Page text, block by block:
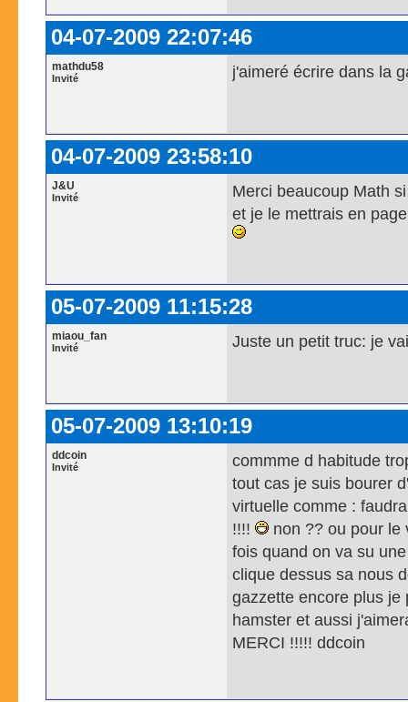
04-07-2009 22:07:46
mathdu58
Invité j'aimeré écrire dans la
04-07-2009 23:58:10
J&U
Invité
Merci beaucoup Math
et je le mettrais en
05-07-2009 11:15:28
miaou_fan
Invité Juste un petit truc: je
05-07-2009 13:10:19
ddcoin
Invité
commme d habitude
tout cas je suis bourer
virtuelle comme :
!!!!
non ?? ou pour le
fois quand on va su
clique dessus sa nous
gazzette encore plus je
hamster et aussi
MERCI !!!!! ddcoin